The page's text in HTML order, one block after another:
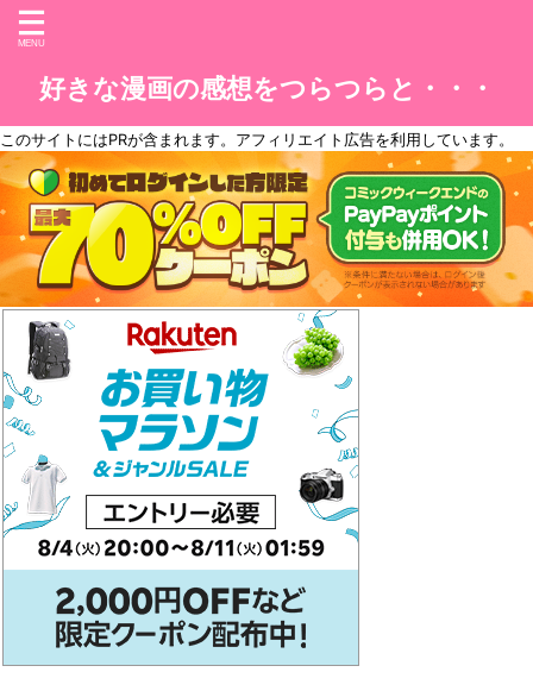
好きな漫画の感想をつらつらと・・・
このサイトにはPRが含まれます。アフィリエイト広告を利用しています。